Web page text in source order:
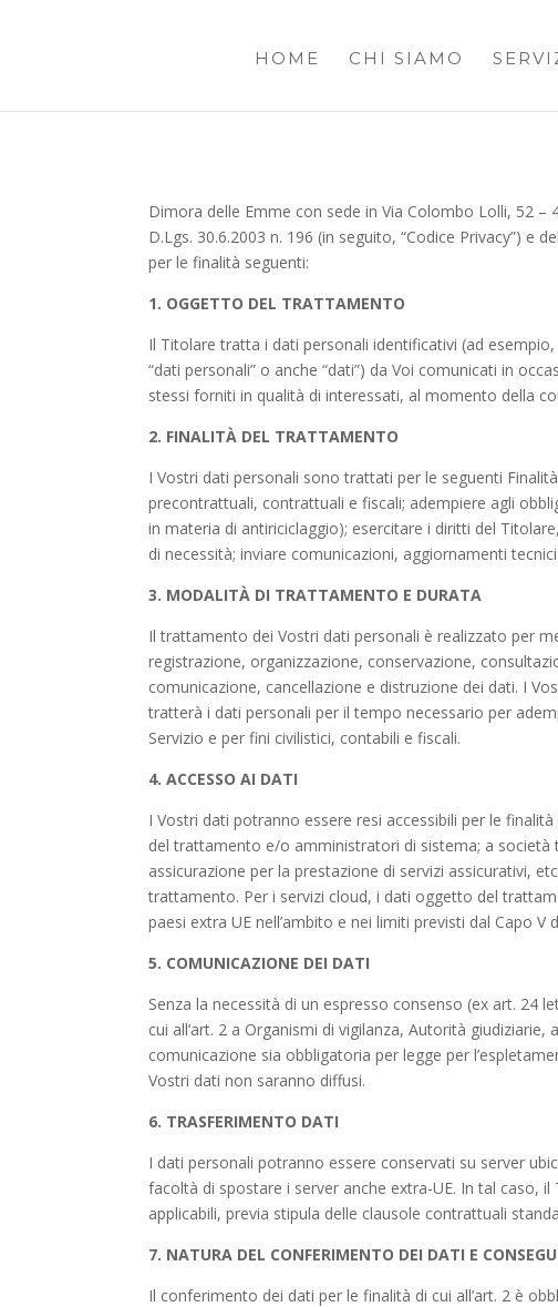
HOME CHI SIAMO
Dimora delle Emme con sede in Via Colombo Lolli, 52 –
D.Lgs. 30.6.2003 n. 196 (in seguito, “Codice Privacy”) e
per le finalità seguenti:
1. OGGETTO DEL TRATTAMENTO
Il Titolare tratta i dati personali identificativi (ad
“dati personali” o anche “dati”) da Voi comunicati in
stessi forniti in qualità di interessati, al momento della
2. FINALITÀ DEL TRATTAMENTO
I Vostri dati personali sono trattati per le seguenti
precontrattuali, contrattuali e fiscali; adempiere agli
in materia di antiriciclaggio); esercitare i diritti del
di necessità; inviare comunicazioni, aggiornamenti
3. MODALITÀ DI TRATTAMENTO E DURATA
Il trattamento dei Vostri dati personali è realizzato per
registrazione, organizzazione, conservazione,
comunicazione, cancellazione e distruzione dei dati. I
tratterà i dati personali per il tempo necessario per
Servizio e per fini civilistici, contabili e fiscali.
4. ACCESSO AI DATI
I Vostri dati potranno essere resi accessibili per le
del trattamento e/o amministratori di sistema; a
assicurazione per la prestazione di servizi assicurativi,
trattamento. Per i servizi cloud, i dati oggetto del
paesi extra UE nell’ambito e nei limiti previsti dal Capo
5. COMUNICAZIONE DEI DATI
Senza la necessità di un espresso consenso (ex art. 24
cui all’art. 2 a Organismi di vigilanza, Autorità
comunicazione sia obbligatoria per legge per
Vostri dati non saranno diffusi.
6. TRASFERIMENTO DATI
I dati personali potranno essere conservati su server
facoltà di spostare i server anche extra-UE. In tal caso,
applicabili, previa stipula delle clausole contrattuali
7. NATURA DEL CONFERIMENTO DEI DATI E
Il conferimento dei dati per le finalità di cui all’art. 2 è